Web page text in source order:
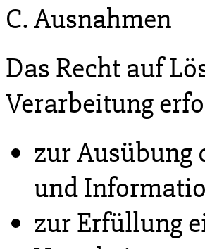
C. Ausnahmen
Das Recht auf
Verarbeitung
zur Ausübung
und
zur Erfüllung